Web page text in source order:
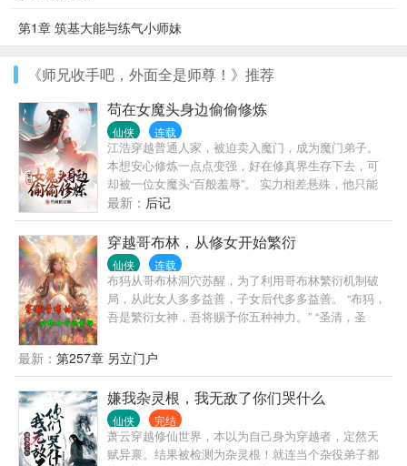
第1章 筑基大能与练气小师妹
《师兄收手吧，外面全是师尊！》推荐
苟在女魔头身边偷偷修炼
仙侠 连载
江浩穿越普通人家，被迫卖入魔门，成为魔门弟子。
本想安心修炼一点点变强，好在修真界生存下去，可
却被一位女魔头“百般羞辱”。 实力相差悬殊，他只能
忍辱偷生，希望不要再遇到对方。 没有靠山的他得到
了魔门掌教的青睐，得以安心修炼，当他成为首席弟
子面见掌教时，却愣在原地。 望着对方绝美的脸庞，
他有些笑不出来，这不是当初那个女魔头吗？
最新： 后记
穿越哥布林，从修女开始繁衍
仙侠 连载
布犸从哥布林洞穴苏醒，为了利用哥布林繁衍机制破
局，从此女人多多益善，子女后代多多益善。 “布犸，
吾是繁衍女神，吾将赐予你五种神力。” “圣清，圣
你将永生不死。”
最新： 第257章 另立门户
嫌我杂灵根，我无敌了你们哭什么
仙侠 完结
萧云穿越修仙世界，本以为自己身为穿越者，定然天
赋异禀。结果被检测为杂灵根！就连当个杂役弟子都